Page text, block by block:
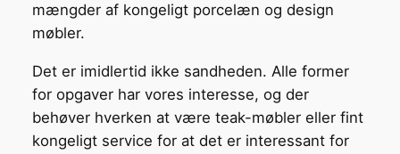
mængder af kongeligt porcelæn og design
møbler.
Det er imidlertid ikke sandheden. Alle former
for opgaver har vores interesse, og der
behøver hverken at være teak-møbler eller fint
kongeligt service for at det er interessant for